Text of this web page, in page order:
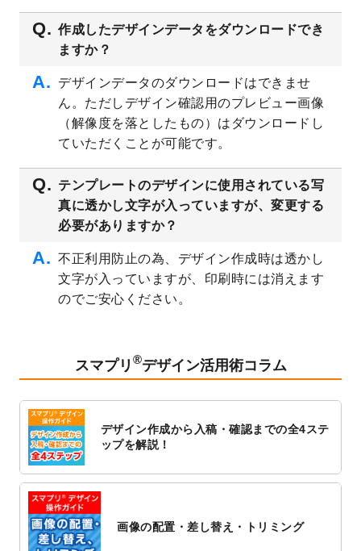
追加しました。
2023/4/20
2023/4/18
セミナー・講演会のチラシデザインテンプ
レートを追加しました。
2023/4/18
スポーツジム・フィットネスクラブのチラ
シデザインテンプレート
2023/3/16
シール・ラベルのデザインテンプレートを
公開いたしました。
2023/3/13
封筒（長3、洋長3、角2）のデザインテンプ
レートを追加しました。
2023/3/13
クリアファイルのデザインテンプレート
追加しました。
2023/3/2
パワーポイント版テンプレートをダウンロ
追加しました。
2023/1/13
4月始まりのカレンダーデザインテンプレー
2023/1/5
スタンプカードのデザインテンプレート
追加しました。
2022/12/26
止のお知らせ
2022/12/16
トを公開いたしました。
2022/12/1
作成したデザインデータをダウンロードでき
ますか？
デザインデータのダウンロードはできませ
ん。ただしデザイン確認用のプレビュー画像
（解像度を落としたもの）はダウンロードし
ていただくことが可能です。
テンプレートのデザインに使用されている写
真に透かし文字が入っていますが、変更する
必要がありますか？
不正利用防止の為、デザイン作成時は透かし
文字が入っていますが、印刷時には消えます
のでご安心ください。
スマプリ ®デザイン活用術コラム
デザイン作成から入稿・確認までの全4ステ
ップを解説！
画像の配置・差し替え・トリミング